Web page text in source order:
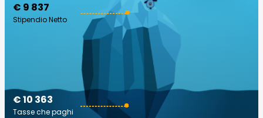
€ 9 837
Stipendio Netto
€ 10 363
Tasse che paghi